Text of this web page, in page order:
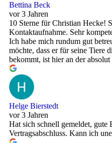
Bettina Beck
vor 3 Jahren
10 Sterne für Christian Hecke!
Kontaktaufnahme. Sehr
Ich habe mich rundum gut
möchte, dass er für seine Tiere
bekommt, ist hier an der
Helge Bierstedt
vor 3 Jahren
Hat sich schnell gemeldet, gute
Vertragsabschluss. Kann ich